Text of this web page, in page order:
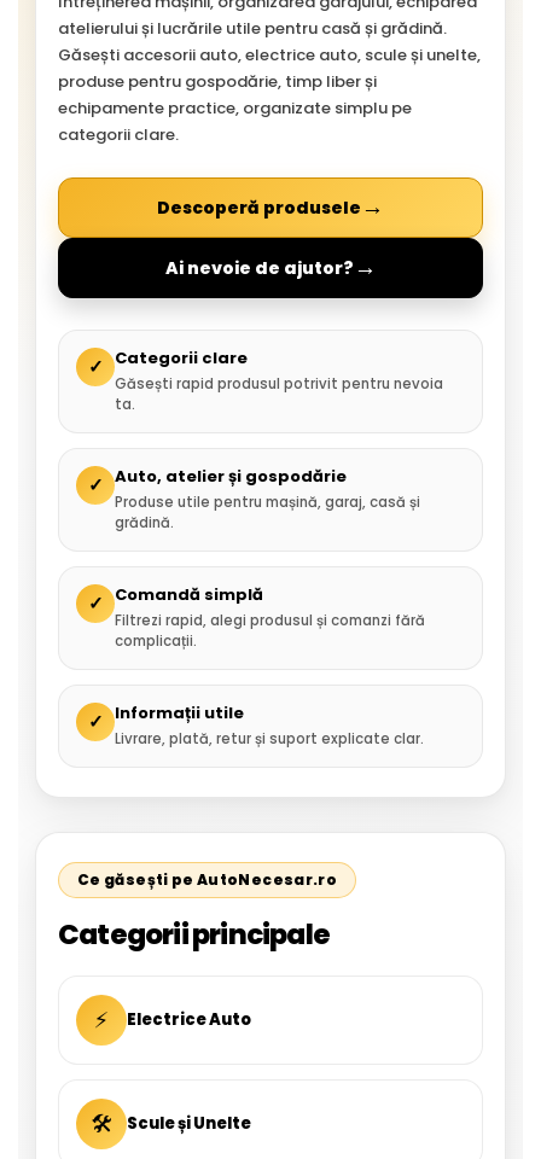
atelierului și lucrările utile pentru casă și grădină.
Găsești accesorii auto, electrice auto, scule și unelte,
produse pentru gospodărie, timp liber și
echipamente practice, organizate simplu pe
categorii clare.
Descoperă produsele →
Ai nevoie de ajutor? →
✓ Categorii clare
Găsești rapid produsul potrivit pentru nevoia
ta.
✓ Auto, atelier și gospodărie
Produse utile pentru mașină, garaj, casă și
grădină.
✓ Comandă simplă
Filtrezi rapid, alegi produsul și comanzi fără
complicații.
✓ Informații utile
Livrare, plată, retur și suport explicate clar.
Ce găsești pe AutoNecesar.ro
Categorii principale
⚡ Electrice Auto
🛠 Scule și Unelte